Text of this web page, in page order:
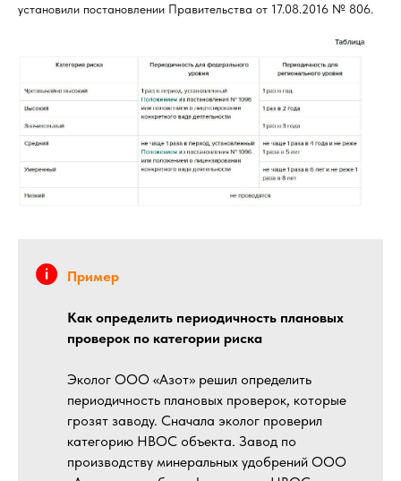
установили постановлении Правительства от 17.08.2016 № 806.
Пример
Как определить периодичность плановых
проверок по категории риска
Эколог ООО «Азот» решил определить
периодичность плановых проверок, которые
грозят заводу. Сначала эколог проверил
категорию НВОС объекта. Завод по
производству минеральных удобрений ООО